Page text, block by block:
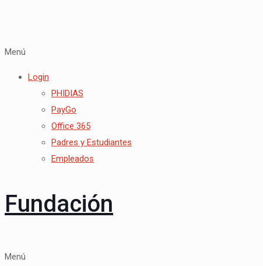
Menú
Login
PHIDIAS
PayGo
Office 365
Padres y Estudiantes
Empleados
Fundación
Menú